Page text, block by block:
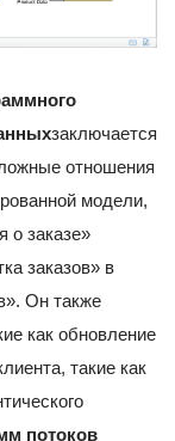
заключается
отношения
модели,
о заказе»
заказов» в
Он также
как обновление
такие как
потоков